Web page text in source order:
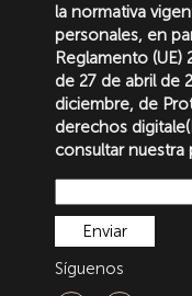
la normativa
personales, en
Reglamento (UE)
de 27 de abril de
diciembre, de
derechos
consultar nuestra
Síguenos